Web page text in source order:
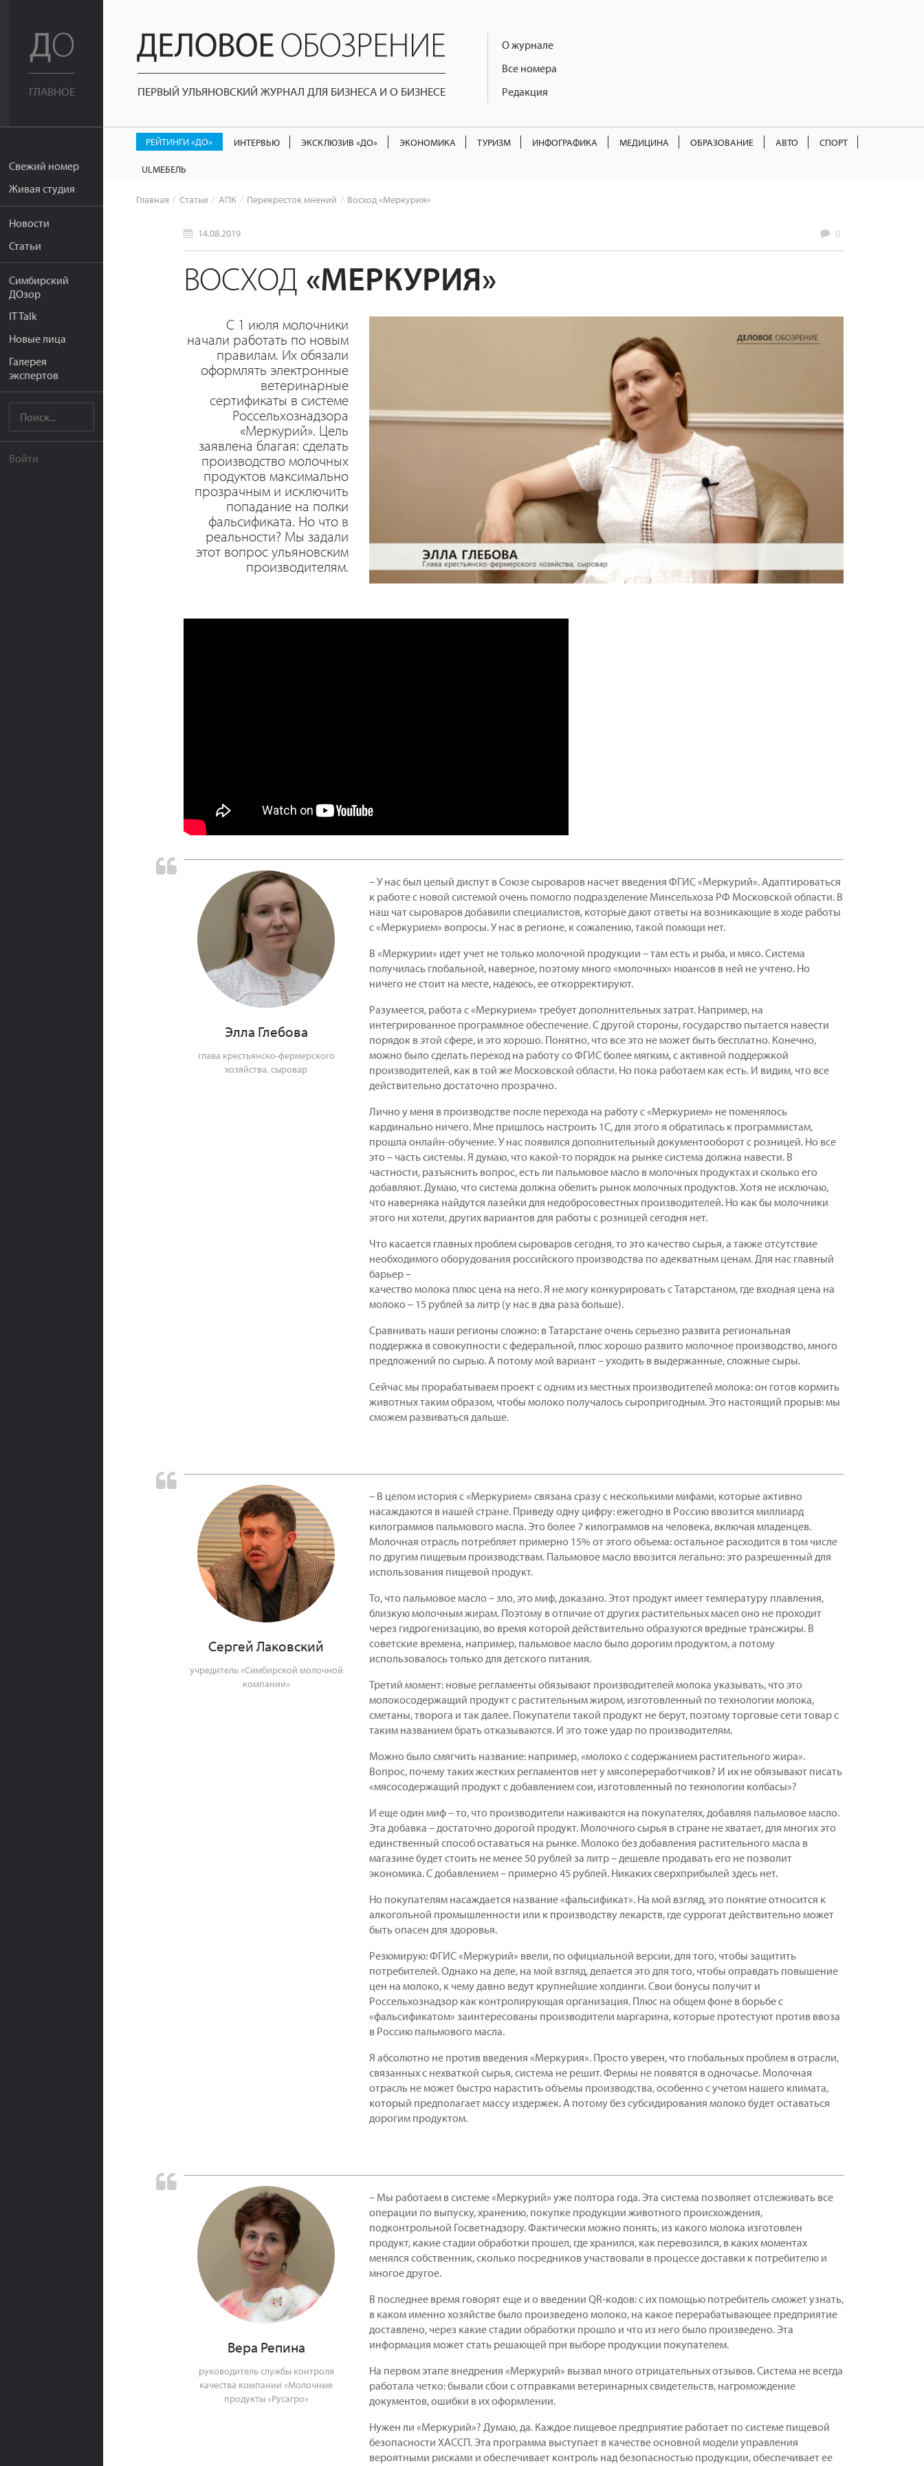
ГЛАВНОЕ
Свежий номер
Живая студия
Новости
Статьи
Симбирский
ДОзор
IT Talk
Новые лица
Галерея
экспертов
Войти
ПЕРВЫЙ УЛЬЯНОВСКИЙ ЖУРНАЛ ДЛЯ БИЗНЕСА И О БИЗНЕСЕ
О журнале
Все номера
Редакция
РЕЙТИНГИ «ДО» ИНТЕРВЬЮ ЭКСКЛЮЗИВ «ДО» ЭКОНОМИКА ТУРИЗМ ИНФОГРАФИКА МЕДИЦИНА ОБРАЗОВАНИЕ АВТО СПОРТ
ULМЕБЕЛЬ
Главная Статьи АПК Перекресток мнений Восход «Меркурия»
14.08.2019 0
ВОСХОД «МЕРКУРИЯ»
С 1 июля молочники
начали работать по новым
правилам. Их обязали
оформлять электронные
ветеринарные
сертификаты в системе
Россельхознадзора
«Меркурий». Цель
заявлена благая: сделать
производство молочных
продуктов максимально
прозрачным и исключить
попадание на полки
фальсификата. Но что в
реальности? Мы задали
этот вопрос ульяновским
производителям.
Элла Глебова
глава крестьянско-фермерского
хозяйства, сыровар
– У нас был целый диспут в Союзе сыроваров насчет введения ФГИС «Меркурий». Адаптироваться
к работе с новой системой очень помогло подразделение Минсельхоза РФ Московской области. В
наш чат сыроваров добавили специалистов, которые дают ответы на возникающие в ходе работы
с «Меркурием» вопросы. У нас в регионе, к сожалению, такой помощи нет.
В «Меркурии» идет учет не только молочной продукции – там есть и рыба, и мясо. Система
получилась глобальной, наверное, поэтому много «молочных» нюансов в ней не учтено. Но
ничего не стоит на месте, надеюсь, ее откорректируют.
Разумеется, работа с «Меркурием» требует дополнительных затрат. Например, на
интегрированное программное обеспечение. С другой стороны, государство пытается навести
порядок в этой сфере, и это хорошо. Понятно, что все это не может быть бесплатно. Конечно,
можно было сделать переход на работу со ФГИС более мягким, с активной поддержкой
производителей, как в той же Московской области. Но пока работаем как есть. И видим, что все
действительно достаточно прозрачно.
Лично у меня в производстве после перехода на работу с «Меркурием» не поменялось
кардинально ничего. Мне пришлось настроить 1С, для этого я обратилась к программистам,
прошла онлайн-обучение. У нас появился дополнительный документооборот с розницей. Но все
это – часть системы. Я думаю, что какой-то порядок на рынке система должна навести. В
частности, разъяснить вопрос, есть ли пальмовое масло в молочных продуктах и сколько его
добавляют. Думаю, что система должна обелить рынок молочных продуктов. Хотя не исключаю,
что наверняка найдутся лазейки для недобросовестных производителей. Но как бы молочники
этого ни хотели, других вариантов для работы с розницей сегодня нет.
Что касается главных проблем сыроваров сегодня, то это качество сырья, а также отсутствие
необходимого оборудования российского производства по адекватным ценам. Для нас главный
барьер –
качество молока плюс цена на него. Я не могу конкурировать с Татарстаном, где входная цена на
молоко – 15 рублей за литр (у нас в два раза больше).
Сравнивать наши регионы сложно: в Татарстане очень серьезно развита региональная
поддержка в совокупности с федеральной, плюс хорошо развито молочное производство, много
предложений по сырью. А потому мой вариант – уходить в выдержанные, сложные сыры.
Сейчас мы прорабатываем проект с одним из местных производителей молока: он готов кормить
животных таким образом, чтобы молоко получалось сыропригодным. Это настоящий прорыв: мы
сможем развиваться дальше.
Сергей Лаковский
учредитель «Симбирской молочной
компании»
– В целом история с «Меркурием» связана сразу с несколькими мифами, которые активно
насаждаются в нашей стране. Приведу одну цифру: ежегодно в Россию ввозится миллиард
килограммов пальмового масла. Это более 7 килограммов на человека, включая младенцев.
Молочная отрасль потребляет примерно 15% от этого объема: остальное расходится в том числе
по другим пищевым производствам. Пальмовое масло ввозится легально: это разрешенный для
использования пищевой продукт.
То, что пальмовое масло – зло, это миф, доказано. Этот продукт имеет температуру плавления,
близкую молочным жирам. Поэтому в отличие от других растительных масел оно не проходит
через гидрогенизацию, во время которой действительно образуются вредные трансжиры. В
советские времена, например, пальмовое масло было дорогим продуктом, а потому
использовалось только для детского питания.
Третий момент: новые регламенты обязывают производителей молока указывать, что это
молокосодержащий продукт с растительным жиром, изготовленный по технологии молока,
сметаны, творога и так далее. Покупатели такой продукт не берут, поэтому торговые сети товар с
таким названием брать отказываются. И это тоже удар по производителям.
Можно было смягчить название: например, «молоко с содержанием растительного жира».
Вопрос, почему таких жестких регламентов нет у мясопереработчиков? И их не обязывают писать
«мясосодержащий продукт с добавлением сои, изготовленный по технологии колбасы»?
И еще один миф – то, что производители наживаются на покупателях, добавляя пальмовое масло.
Эта добавка – достаточно дорогой продукт. Молочного сырья в стране не хватает, для многих это
единственный способ оставаться на рынке. Молоко без добавления растительного масла в
магазине будет стоить не менее 50 рублей за литр – дешевле продавать его не позволит
экономика. С добавлением – примерно 45 рублей. Никаких сверхприбылей здесь нет.
Но покупателям насаждается название «фальсификат». На мой взгляд, это понятие относится к
алкогольной промышленности или к производству лекарств, где суррогат действительно может
быть опасен для здоровья.
Резюмирую: ФГИС «Меркурий» ввели, по официальной версии, для того, чтобы защитить
потребителей. Однако на деле, на мой взгляд, делается это для того, чтобы оправдать повышение
цен на молоко, к чему давно ведут крупнейшие холдинги. Свои бонусы получит и
Россельхознадзор как контролирующая организация. Плюс на общем фоне в борьбе с
«фальсификатом» заинтересованы производители маргарина, которые протестуют против ввоза
в Россию пальмового масла.
Я абсолютно не против введения «Меркурия». Просто уверен, что глобальных проблем в отрасли,
связанных с нехваткой сырья, система не решит. Фермы не появятся в одночасье. Молочная
отрасль не может быстро нарастить объемы производства, особенно с учетом нашего климата,
который предполагает массу издержек. А потому без субсидирования молоко будет оставаться
дорогим продуктом.
Вера Репина
руководитель службы контроля
качества компании «Молочные
продукты «Русагро»
– Мы работаем в системе «Меркурий» уже полтора года. Эта система позволяет отслеживать все
операции по выпуску, хранению, покупке продукции животного происхождения,
подконтрольной Госветнадзору. Фактически можно понять, из какого молока изготовлен
продукт, какие стадии обработки прошел, где хранился, как перевозился, в каких моментах
менялся собственник, сколько посредников участвовали в процессе доставки к потребителю и
многое другое.
В последнее время говорят еще и о введении QR-кодов: с их помощью потребитель сможет узнать,
в каком именно хозяйстве было произведено молоко, на какое перерабатывающее предприятие
доставлено, через какие стадии обработки прошло и что из него было произведено. Эта
информация может стать решающей при выборе продукции покупателем.
На первом этапе внедрения «Меркурий» вызвал много отрицательных отзывов. Система не всегда
работала четко: бывали сбои с отправками ветеринарных свидетельств, нагромождение
документов, ошибки в их оформлении.
Нужен ли «Меркурий»? Думаю, да. Каждое пищевое предприятие работает по системе пищевой
безопасности ХАССП. Эта программа выступает в качестве основной модели управления
вероятными рисками и обеспечивает контроль над безопасностью продукции, обеспечивает ее